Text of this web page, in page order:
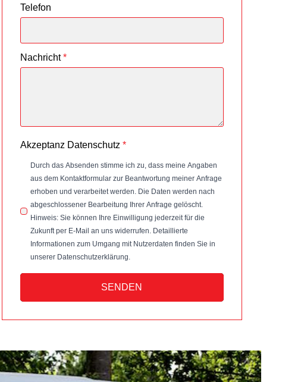
Telefon
Nachricht *
Akzeptanz Datenschutz *
Durch das Absenden stimme ich zu, dass meine Angaben
aus dem Kontaktformular zur Beantwortung meiner Anfrage
erhoben und verarbeitet werden. Die Daten werden nach
abgeschlossener Bearbeitung Ihrer Anfrage gelöscht.
Hinweis: Sie können Ihre Einwilligung jederzeit für die
Zukunft per E-Mail an uns widerrufen. Detaillierte
Informationen zum Umgang mit Nutzerdaten finden Sie in
unserer Datenschutzerklärung.
SENDEN